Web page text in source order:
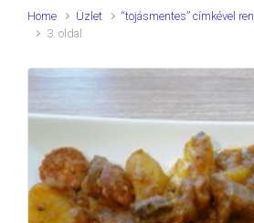
Home Üzlet
“tojásmentes” címkével
3. oldal